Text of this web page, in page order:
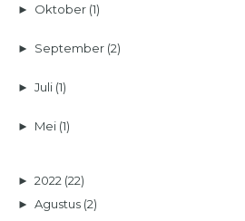
► Oktober (1)
► September (2)
►Juli (1)
► Mei (1)
►2022 (22)
►Agustus (2)